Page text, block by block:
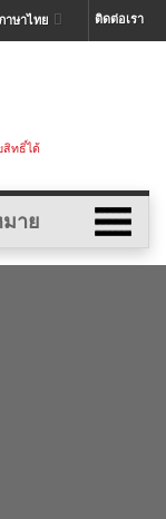
ติดต่อเรา
าษาไทย
สิทธิ์ได้
าย